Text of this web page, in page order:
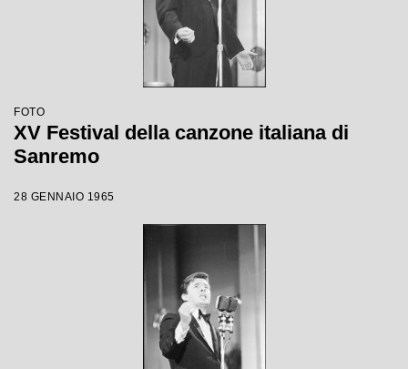
FOTO
XV Festival della canzone italiana di
Sanremo
28 GENNAIO 1965